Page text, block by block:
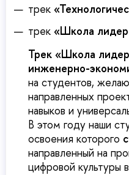
трек
трек «Школа
Трек «Школа
инженерно-
на студентов,
направленных
навыков и
В этом году наши
освоения которого
направленный на
цифровой культуры